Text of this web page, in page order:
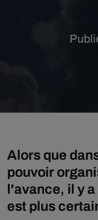
Alors que
pouvoir
l'avance, il y
est plus